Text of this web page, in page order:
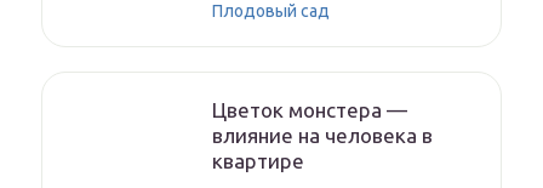
Плодовый сад
Цветок монстера —
влияние на человека в
квартире